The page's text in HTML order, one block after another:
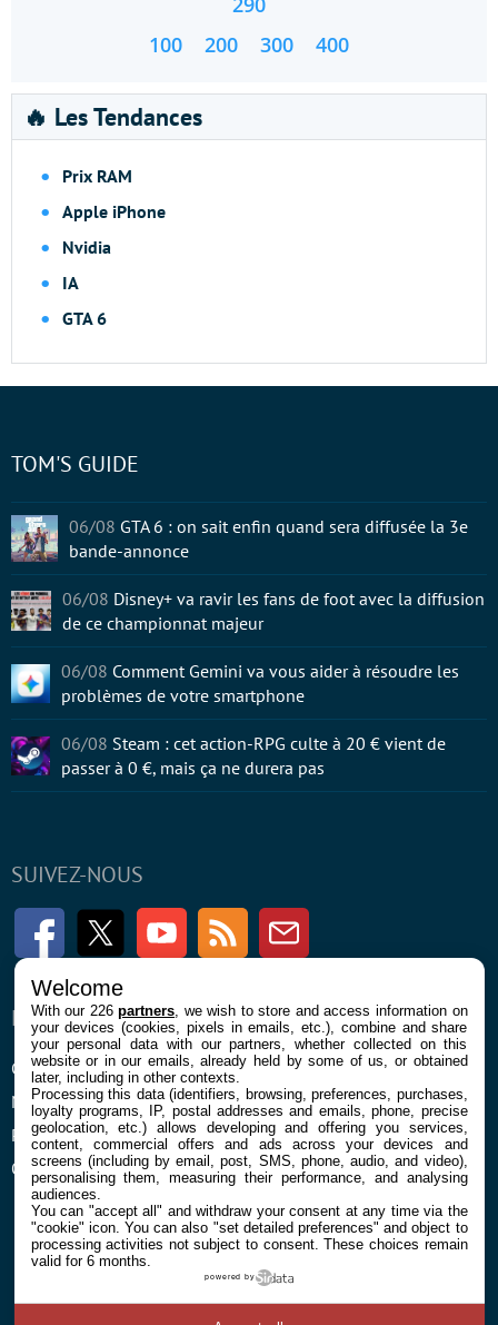
100
200 300 400
🔥 Les Tendances
Prix RAM
Apple iPhone
Nvidia
IA
GTA 6
SUIVEZ-NOUS
FacebookTwitter Youtube RSS Newsletter
ENTREPRISE
Confidentialité et Cookies
Mentions légales et CGU
Préférences Cookies
Qui sommes nous
À PROPOS
Contact
TOM'S GUIDE
06/08 GTA 6 : on sait enfin quand sera diffusée la 3e
bande-annonce
06/08 Disney+ va ravir les fans de foot avec la diffusion
de ce championnat majeur
06/08 Comment Gemini va vous aider à résoudre les
problèmes de votre smartphone
06/08 Steam : cet action-RPG culte à 20 € vient de
passer à 0 €, mais ça ne durera pas
Welcome
With our 226partners , we wish to store and access information on
your devices (cookies, pixels in emails, etc.), combine and share
your personal data with our partners, whether collected on this
website or in our emails, already held by some of us, or obtained
later, including in other contexts.
Processing this data (identifiers, browsing, preferences, purchases,
loyalty programs, IP, postal addresses and emails, phone, precise
geolocation, etc.) allows developing and offering you services,
content, commercial offers and ads across your devices and
screens (including by email, post, SMS, phone, audio, and video),
personalising them, measuring their performance, and analysing
audiences.
You can "accept all" and withdraw your consent at any time via the
"cookie" icon. You can also "set detailed preferences" and object to
processing activities not subject to consent. These choices remain
valid for 6 months.
powered by